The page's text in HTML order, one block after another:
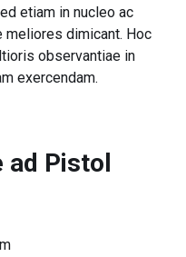
etiam in nucleo ac
dimicant. Hoc
observantiae in
exercendam.
ad Pistol